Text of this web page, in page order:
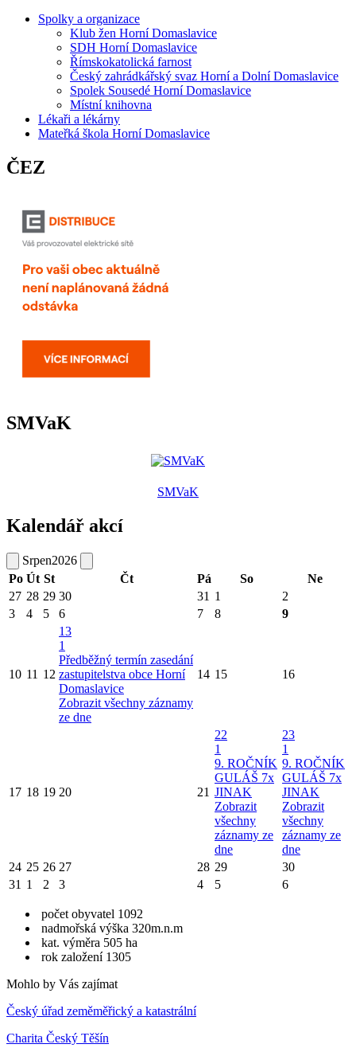
Spolky a organizace
Klub žen Horní Domaslavice
SDH Horní Domaslavice
Římskokatolická farnost
Český zahrádkářský svaz Horní a Dolní Domaslavice
Spolek Sousedé Horní Domaslavice
Místní knihovna
Lékaři a lékárny
Mateřká škola Horní Domaslavice
ČEZ
SMVaK
SMVaK
Kalendář akcí
Srpen2026
Po Út St Čt Pá So
Ne
27 28 29 30 31 1
2
3
4 5 6 7 8 9
10 11 12
13
1
Předběžný termín zasedání
zastupitelstva obce Horní
Domaslavice
Zobrazit všechny záznamy
ze dne
14 15 16
17 18 19 20 21
22
1
9. ROČNÍK
GULÁŠ 7x
JINAK
Zobrazit
všechny
záznamy ze
dne
23
1
9. ROČNÍK
GULÁŠ 7x
JINAK
Zobrazit
všechny
záznamy ze
dne
24 25 26 27 28 29
30
31 1 2 3 4 5 6
počet obyvatel 1092
nadmořská výška 320m.n.m
kat. výměra 505 ha
rok založení 1305
Mohlo by Vás zajímat
Český úřad zeměměřický a katastrální
Charita Český Těšín